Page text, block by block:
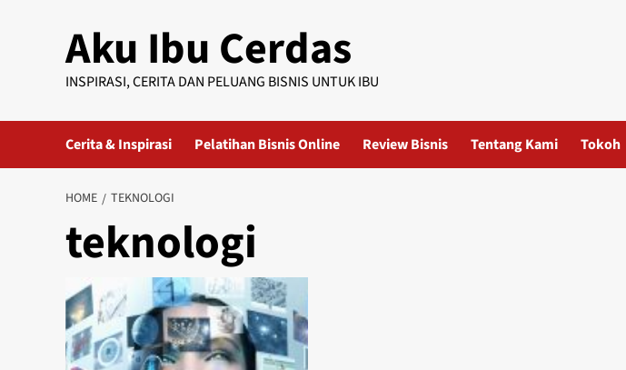
Aku Ibu Cerdas
INSPIRASI, CERITA DAN PELUANG BISNIS UNTUK IBU
Cerita & Inspirasi Pelatihan Bisnis Online Review Bisnis Tentang Kami Tokoh
HOME TEKNOLOGI
teknologi